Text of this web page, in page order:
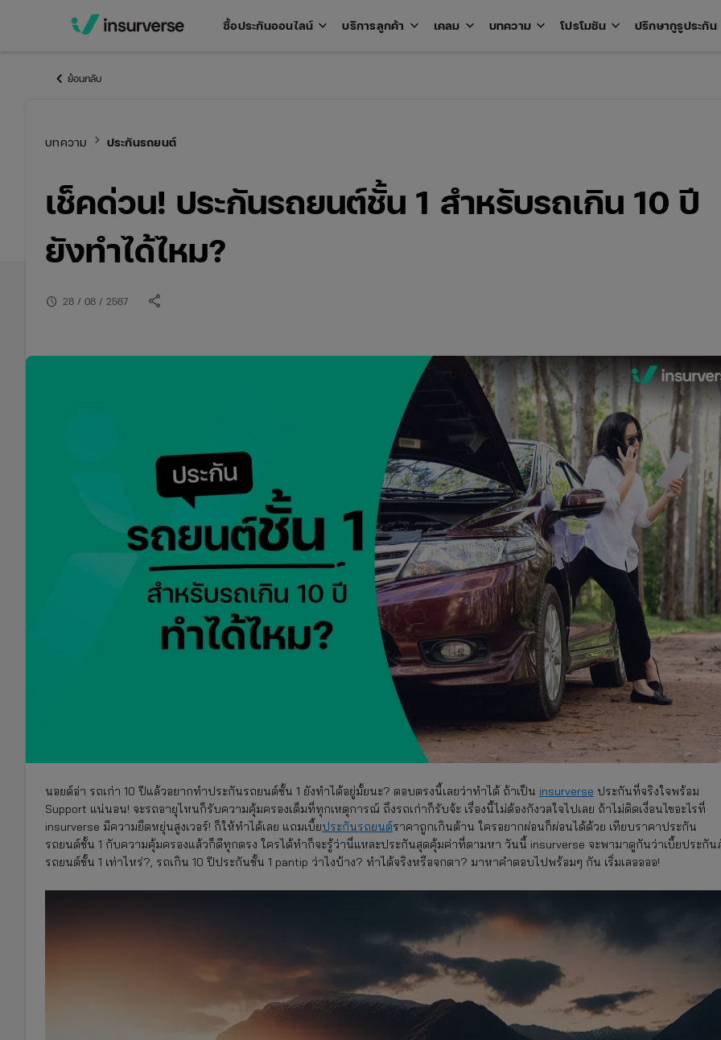
ซื้อประกันออนไลน์ keyboard_arrow_down Open
บริการลูกค้า keyboard_arrow_down Open
เคลม keyboard_arrow_down Open
บทความ keyboard_arrow_down Open
โปรโมชัน keyboard_arrow_down Open
ปรึกษากูรูประกัน
keyboard_arrow_left ย้อนกลับ
บทความ keyboard_arrow_right ประกันรถยนต์
เช็คด่วน! ประกันรถยนต์ชั้น 1 สำหรับรถเกิน 10 ปี
ยังทำได้ไหม?
schedule 28 / 08 / 2567 share
นอยด์อ่า รถเก่า 10 ปีแล้วอยากทำประกันรถยนต์ชั้น 1 ยังทำได้อยู่มั้ยนะ? ตอบตรงนี้เลยว่าทำได้ ถ้าเป็น insurverse ประกันที่จริงใจพร้อม
Support แน่นอน! จะรถอายุไหนก็รับความคุ้มครองเต็มที่ทุกเหตุการณ์ ถึงรถเก่าก็รับจ้ะ เรื่องนี้ไม่ต้องกังวลใจไปเลย ถ้าไม่ติดเงื่อนไขอะไรที่
insurverse มีความยืดหยุ่นสูงเวอร์! ก็ให้ทำได้เลย แถมเบี้ยประกันรถยนต์ราคาถูกเกินต้าน ใครอยากผ่อนก็ผ่อนได้ด้วย เทียบราคาประกัน
รถยนต์ชั้น 1 กับความคุ้มครองแล้วก็ดีทุกตรง ใครได้ทำก็จะรู้ว่านี่แหละประกันสุดคุ้มค่าที่ตามหา วันนี้ insurverse จะพามาดูกันว่าเบี้ยประกัน
รถยนต์ชั้น 1 เท่าไหร่?, รถเกิน 10 ปีประกันชั้น 1 pantip ว่าไงบ้าง? ทำได้จริงหรือจกตา? มาหาคำตอบไปพร้อมๆ กัน เริ่มเลออออ!